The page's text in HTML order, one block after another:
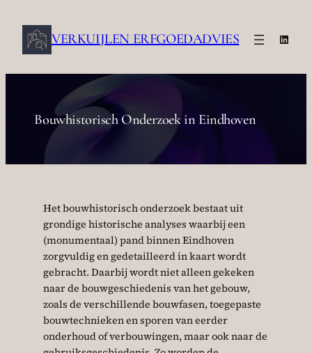
naar
VERKUIJLEN ERFGOEDADVIES
Bouwhistorisch Onderzoek in Eindhoven
Het bouwhistorisch onderzoek bestaat uit
grondige historische analyses waarbij een
(monumentaal) pand binnen Eindhoven
zorgvuldig en gedetailleerd in kaart wordt
gebracht. Daarbij wordt niet alleen gekeken
naar de bouwgeschiedenis van het gebouw,
zoals de verschillende bouwfasen, toegepaste
bouwtechnieken en sporen van eerder
onderhoud of verbouwingen, maar ook naar de